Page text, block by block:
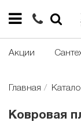
Акции
Главная
Ковровая